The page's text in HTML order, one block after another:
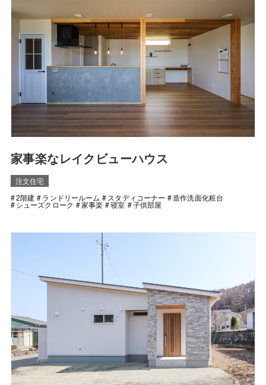
家事楽なレイクビューハウス
注文住宅
2階建
ランドリールーム スタディコーナー 造作洗面化粧台
シューズクローク 家事楽 寝室 子供部屋